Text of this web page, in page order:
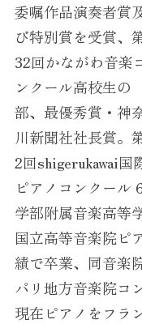
委嘱作品演奏者賞
び特別賞を受賞、
32回かながわ音楽
ンクール高校生の
部、最優秀賞・神
川新聞社社長賞。
2回shigerukawai国
ピアノコンクール
学部附属音楽高等
国立高等音楽院ピ
績で卒業、同音楽
パリ地方音楽院コ
現在ピアノをフラ